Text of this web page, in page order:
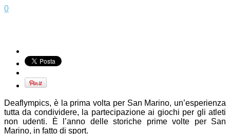
0
Deaflympics, è la prima volta per San Marino, un’esperienza
tutta da condividere, la partecipazione ai giochi per gli atleti
non udenti. È l’anno delle storiche prime volte per San
Marino, in fatto di sport.